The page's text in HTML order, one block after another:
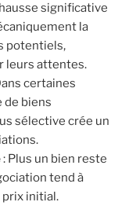
significative
la
potentiels,
leurs attentes.
certaines
de biens
sélective crée un
: Plus un bien reste
tend à
prix initial.